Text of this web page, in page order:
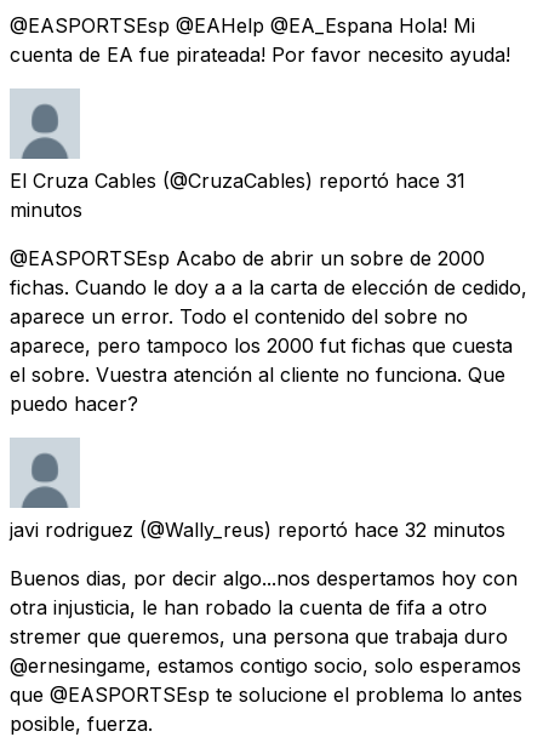
@EASPORTSEsp @EAHelp @EA_Espana Hola! Mi
cuenta de EA fue pirateada! Por favor necesito ayuda!
El Cruza Cables (@CruzaCables) reportó hace 31
minutos
@EASPORTSEsp Acabo de abrir un sobre de 2000
fichas. Cuando le doy a a la carta de elección de cedido,
aparece un error. Todo el contenido del sobre no
aparece, pero tampoco los 2000 fut fichas que cuesta
el sobre. Vuestra atención al cliente no funciona. Que
puedo hacer?
javi rodriguez (@Wally_reus) reportó hace 32 minutos
Buenos dias, por decir algo...nos despertamos hoy con
otra injusticia, le han robado la cuenta de fifa a otro
stremer que queremos, una persona que trabaja duro
@ernesingame, estamos contigo socio, solo esperamos
que @EASPORTSEsp te solucione el problema lo antes
posible, fuerza.